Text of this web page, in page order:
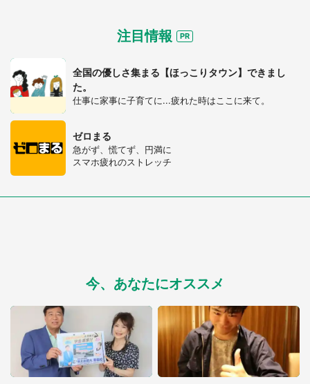
都道府選択
注目情報
全国の優しさ集まる【ほっこりタウン】できまし
た。
仕事に家事に子育てに...疲れた時はここに来て。
ゼロまる
急がず、慌てず、円満に
スマホ疲れのストレッチ
今、あなたにオススメ